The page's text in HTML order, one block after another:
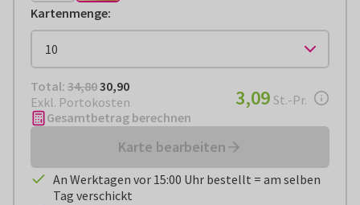
Kartenmenge:
Total: € 30,90
Total: 34,8030,90
Exkl. Portokosten
€ 3,09pro Stück
3,09 St.-Pr.
Gesamtbetrag berechnen
Karte bearbeiten
An Werktagen vor 15:00 Uhr bestellt = am selben
Tag verschickt